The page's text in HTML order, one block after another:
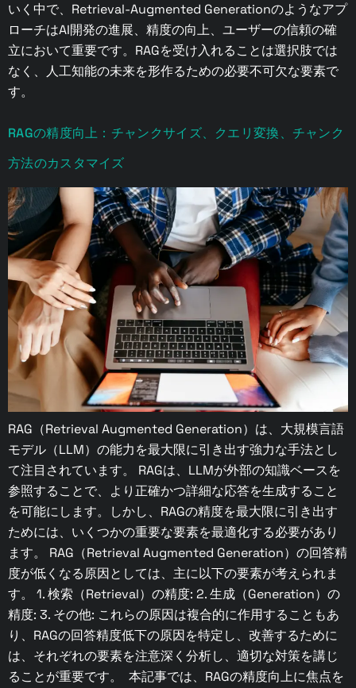
いく中で、Retrieval-Augmented Generationのようなアプ
ローチはAI開発の進展、精度の向上、ユーザーの信頼の確
立において重要です。RAGを受け入れることは選択肢では
なく、人工知能の未来を形作るための必要不可欠な要素で
す。
RAGの精度向上：チャンクサイズ、クエリ変換、チャンク
方法のカスタマイズ
RAG（Retrieval Augmented Generation）は、大規模言語
モデル（LLM）の能力を最大限に引き出す強力な手法とし
て注目されています。 RAGは、LLMが外部の知識ベースを
参照することで、より正確かつ詳細な応答を生成すること
を可能にします。しかし、RAGの精度を最大限に引き出す
ためには、いくつかの重要な要素を最適化する必要があり
ます。 RAG（Retrieval Augmented Generation）の回答精
度が低くなる原因としては、主に以下の要素が考えられま
す。 1. 検索（Retrieval）の精度: 2. 生成（Generation）の
精度: 3. その他: これらの原因は複合的に作用することもあ
り、RAGの回答精度低下の原因を特定し、改善するために
は、それぞれの要素を注意深く分析し、適切な対策を講じ
ることが重要です。 本記事では、RAGの精度向上に焦点を